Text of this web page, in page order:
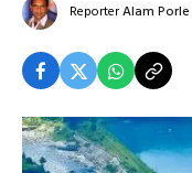
ReporterAlam Porle